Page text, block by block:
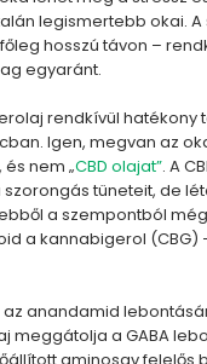
legismertebb okai. A
hosszú távon –
egyaránt.
rendkívül hatékony
Igen, megvan az
nem „CBD olajat”. A
tüneteit, de
a szempontból
a kannabigerol (CBG)
az anandamid
meggátolja a GABA